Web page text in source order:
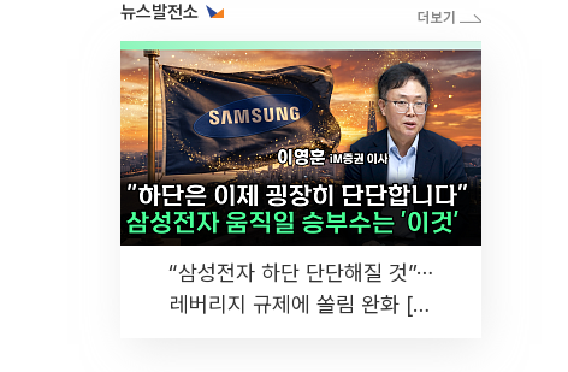
뉴스발전소
“삼성전자 하단 단단해질 것”⋯
레버리지 규제에 쏠림 완화 [찐